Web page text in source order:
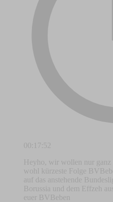
00:17:52
Heyho, wir wollen nur ganz
wohl kürzeste Folge
auf das anstehende
Borussia und dem Effzeh
euer BVBeben